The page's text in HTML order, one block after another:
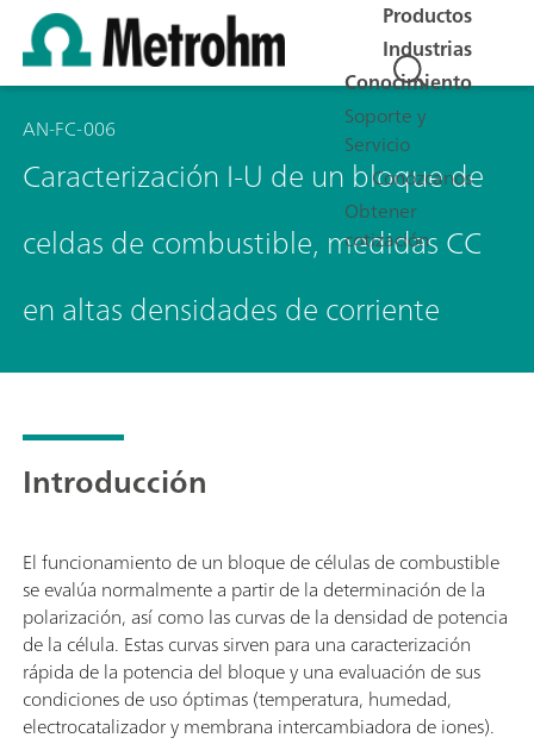
Productos
Industrias
Conocimiento
Soporte y
Servicio
Conózcanos
Obtener
cotización
AN-FC-006
Caracterización I-U de un bloque de
celdas de combustible, medidas CC
en altas densidades de corriente
Introducción
El funcionamiento de un bloque de células de combustible
se evalúa normalmente a partir de la determinación de la
polarización, así como las curvas de la densidad de potencia
de la célula. Estas curvas sirven para una caracterización
rápida de la potencia del bloque y una evaluación de sus
condiciones de uso óptimas (temperatura, humedad,
electrocatalizador y membrana intercambiadora de iones).